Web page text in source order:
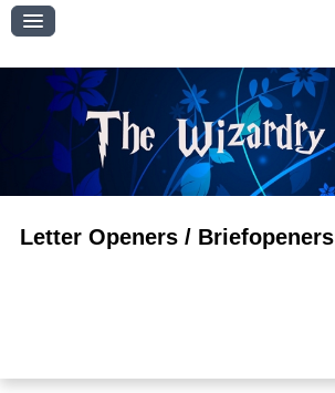
Letter Openers / Briefopeners